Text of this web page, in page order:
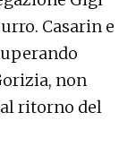
Casarin e
non
ritorno del